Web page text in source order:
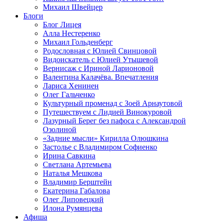
Михаил Швейцер
Блоги
Блог Лицея
Алла Нестеренко
Михаил Гольденберг
Родословная с Юлией Свинцовой
Видоискатель с Юлией Утышевой
Вернисаж с Ириной Ларионовой
Валентина Калачёва. Впечатления
Лариса Хенинен
Олег Гальченко
Культурный променад с Зоей Арнаутовой
Путешествуем с Лидией Винокуровой
Лазурный Берег без пафоса с Александрой
Озолиной
«Задние мысли» Кирилла Олюшкина
Застолье с Владимиром Софиенко
Ирина Савкина
Светлана Артемьева
Наталья Мешкова
Владимир Берштейн
Екатерина Габалова
Олег Липовецкий
Илона Румянцева
Афиша